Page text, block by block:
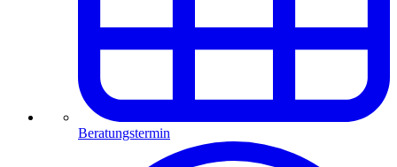
Beratungstermin